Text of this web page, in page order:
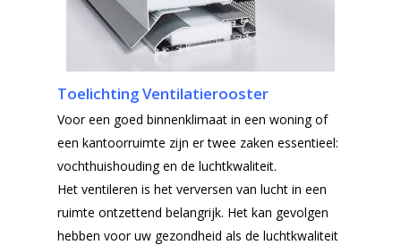
Toelichting Ventilatierooster
Voor een goed binnenklimaat in een woning of
een kantoorruimte zijn er twee zaken essentieel:
vochthuishouding en de luchtkwaliteit.
Het ventileren is het verversen van lucht in een
ruimte ontzettend belangrijk. Het kan gevolgen
hebben voor uw gezondheid als de luchtkwaliteit